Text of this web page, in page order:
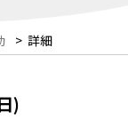
> 詳細
)